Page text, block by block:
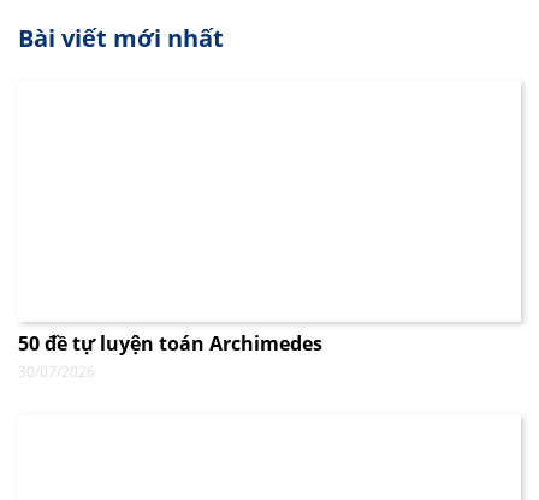
Bài viết mới nhất
50 đề tự luyện toán Archimedes
30/07/2026